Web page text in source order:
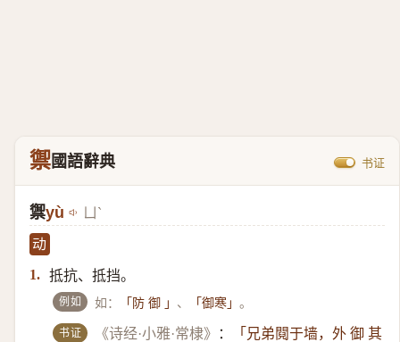
禦國語辭典 书证
禦yù ㄩˋ
动
1. 抵抗、抵挡。
例如 如： 「防 御 」 、 「御寒」。
书证 《诗经·小雅·常棣》 ：
「兄弟䦧于墙，外 御 其